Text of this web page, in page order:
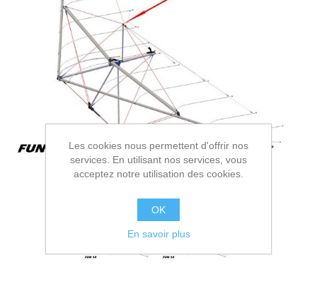
Les cookies nous permettent d'offrir nos
services. En utilisant nos services, vous
acceptez notre utilisation des cookies.
OK
En savoir plus